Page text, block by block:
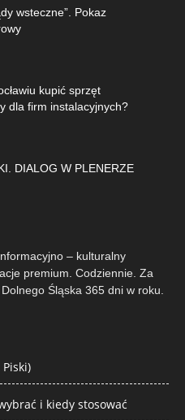
wsteczne”. Pokaz
kupić sprzęt
dla firm instalacyjnych?
DIALOG W PLENERZE
– kulturalny
premium. Codziennie. Za
Śląska 365 dni w roku.
i kiedy stosować